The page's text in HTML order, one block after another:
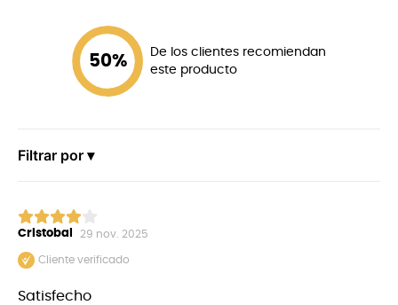
50%
De los clientes recomiendan
este producto
Filtrar por ▾
Cristobal 29 nov. 2025
Cliente verificado
Satisfecho